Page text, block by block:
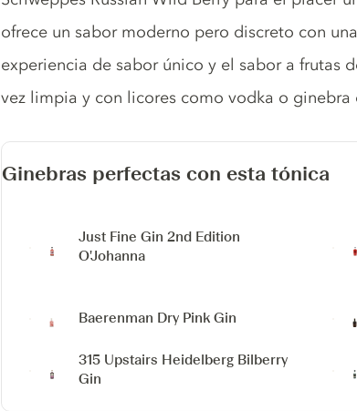
ofrece un sabor moderno pero discreto con
experiencia de sabor único y el sabor a frutas
vez limpia y con licores como vodka o ginebra
Ginebras perfectas con esta tónica
Just Fine Gin 2nd Edition
O'Johanna
Baerenman Dry Pink Gin
315 Upstairs Heidelberg Bilberry
Gin